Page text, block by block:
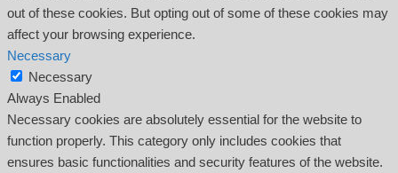
out of these cookies. But opting out of some of these cookies may
affect your browsing experience.
Necessary
Necessary
Always Enabled
Necessary cookies are absolutely essential for the website to
function properly. This category only includes cookies that
ensures basic functionalities and security features of the website.